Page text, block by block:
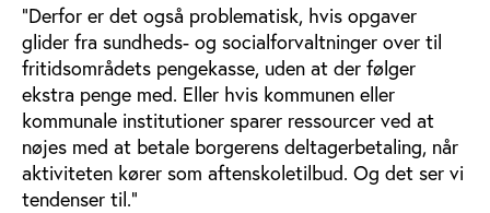
”Derfor er det også problematisk, hvis opgaver
glider fra sundheds- og socialforvaltninger over til
fritidsområdets pengekasse, uden at der følger
ekstra penge med. Eller hvis kommunen eller
kommunale institutioner sparer ressourcer ved at
nøjes med at betale borgerens deltagerbetaling, når
aktiviteten kører som aftenskoletilbud. Og det ser vi
tendenser til.”